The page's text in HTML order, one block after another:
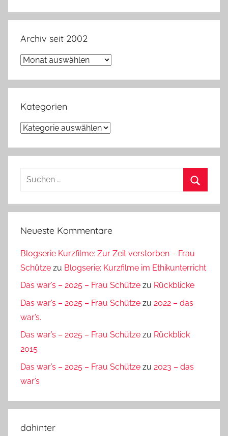
Archiv seit 2002
Archiv
2002
Kategorien
Kategorien
Suchen
Neueste Kommentare
Blogserie Kurzfilme: Zur Zeit verstorben – Frau
Schütze zu Blogserie: Kurzfilme im Ethikunterricht
Das war’s – 2025 – Frau Schütze zu Rückblicke
Das war’s – 2025 – Frau Schütze zu 2022 – das
war’s.
Das war’s – 2025 – Frau Schütze zu Rückblick
2015
Das war’s – 2025 – Frau Schütze zu 2023 – das
war’s
dahinter